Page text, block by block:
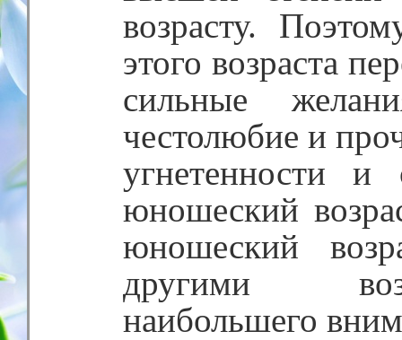
возрасту.
этого возраста
сильные
честолюбие и
угнетенности и
юношеский
юношеский
другими
наибольшего